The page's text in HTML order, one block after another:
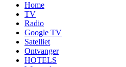
Home
TV
Radio
Google TV
Satelliet
Ontvanger
HOTELS